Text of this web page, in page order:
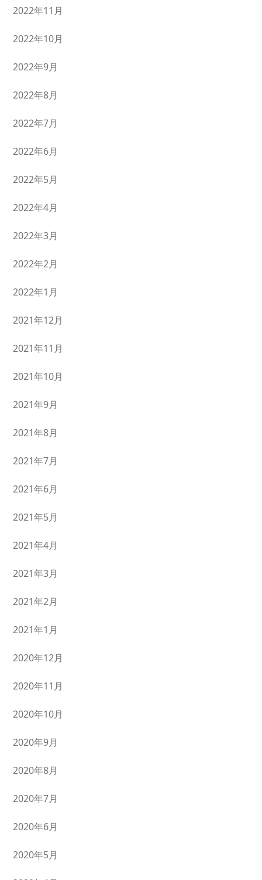
2022年11月
2022年10月
2022年9月
2022年8月
2022年7月
2022年6月
2022年5月
2022年4月
2022年3月
2022年2月
2022年1月
2021年12月
2021年11月
2021年10月
2021年9月
2021年8月
2021年7月
2021年6月
2021年5月
2021年4月
2021年3月
2021年2月
2021年1月
2020年12月
2020年11月
2020年10月
2020年9月
2020年8月
2020年7月
2020年6月
2020年5月